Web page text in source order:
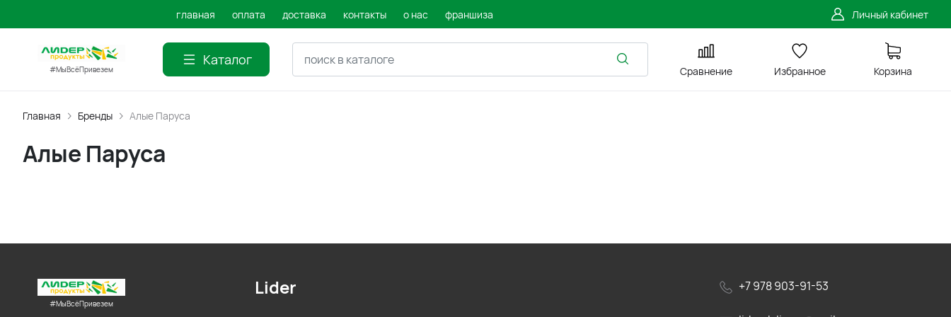
главная оплата доставка контакты о нас франшиза Личный кабинет
#МыВсёПривезем
Каталог
Сравнение Избранное Корзина
Главная Бренды Алые Паруса
Алые Паруса
#МыВсёПривезем
+7 978 903-91-53
Lider